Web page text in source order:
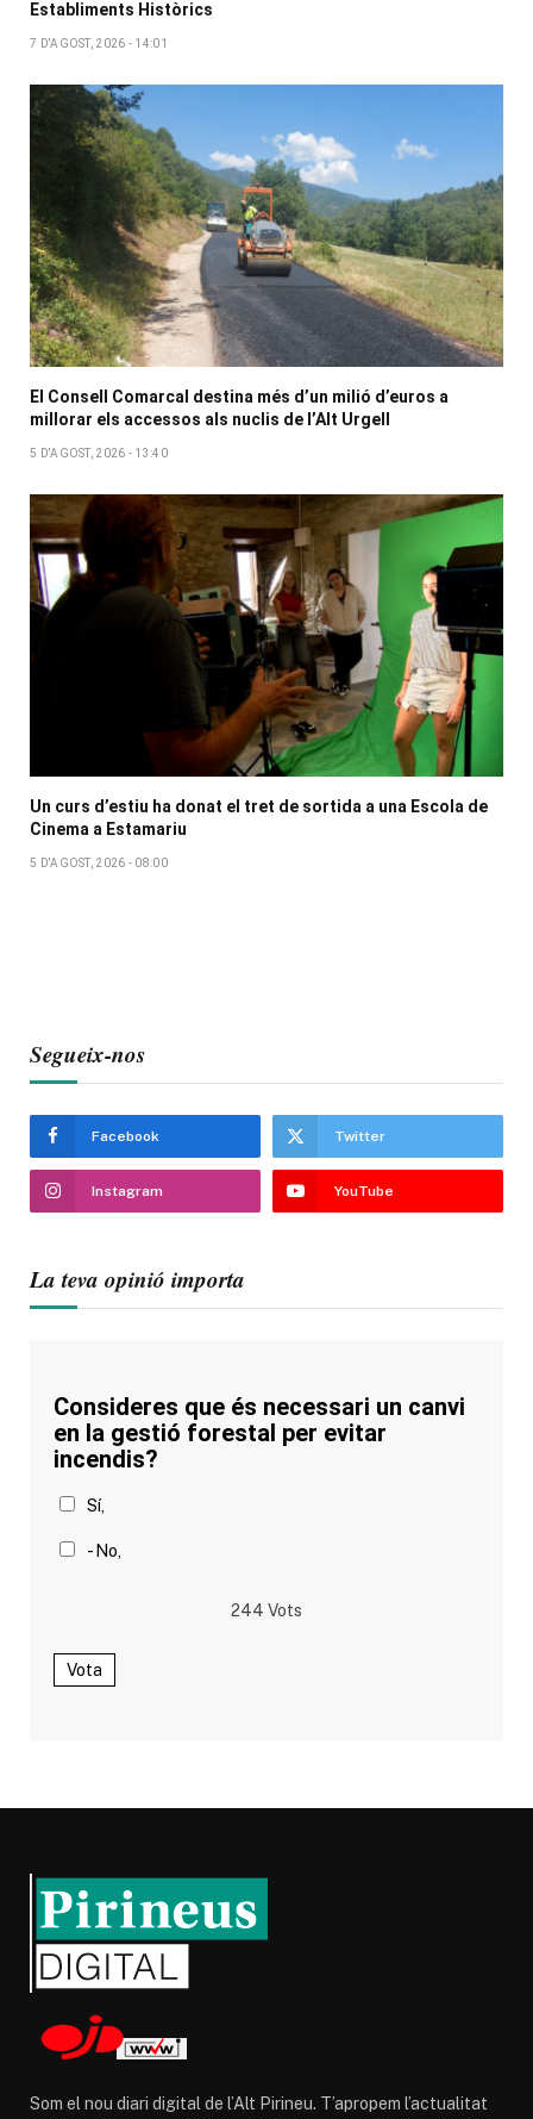
Establiments Històrics
7 D'AGOST, 2026 - 14:01
El Consell Comarcal destina més d’un milió d’euros a
millorar els accessos als nuclis de l’Alt Urgell
5 D'AGOST, 2026 - 13:40
Un curs d’estiu ha donat el tret de sortida a una Escola de
Cinema a Estamariu
5 D'AGOST, 2026 - 08:00
Segueix-nos
Facebook Twitter
Instagram YouTube
La teva opinió importa
Consideres que és necessari un canvi
en la gestió forestal per evitar
incendis?
Sí,
- No,
244 Vots
Vota
Som el nou diari digital de l’Alt Pirineu. T’apropem l’actualitat